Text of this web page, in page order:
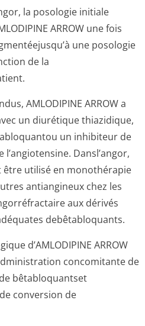
la posologie initiale
ARROW une fois
une posologie
de la
AMLODIPINE ARROW a
un diurétique thiazidique,
un inhibiteur de
l’angiotensine. Dansl’angor,
être utilisé en monothérapie
antiangineux chez les
aux dérivés
debêtabloquants.
d’AMLODIPINE ARROW
concomitante de
bêtabloquantset
conversion de